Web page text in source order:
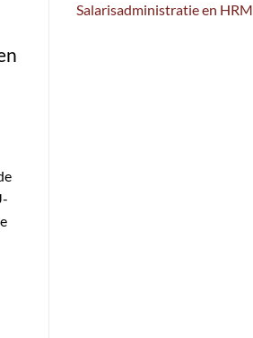
Salarisadministratie en HRM